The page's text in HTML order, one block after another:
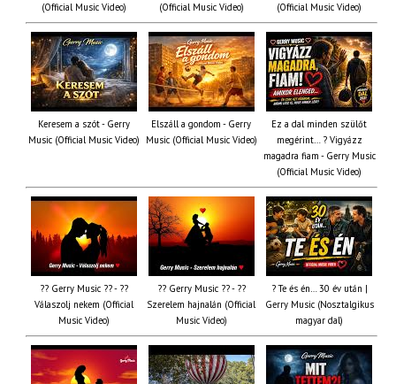
(Official Music Video)
(Official Music Video)
(Official Music Video)
Keresem a szót - Gerry
Music (Official Music Video)
Elszáll a gondom - Gerry
Music (Official Music Video)
Ez a dal minden szülőt
megérint… ? Vigyázz
magadra fiam - Gerry Music
(Official Music Video)
?? Gerry Music ?? - ??
Válaszolj nekem (Official
Music Video)
?? Gerry Music ?? - ??
Szerelem hajnalán (Official
Music Video)
? Te és én… 30 év után |
Gerry Music (Nosztalgikus
magyar dal)